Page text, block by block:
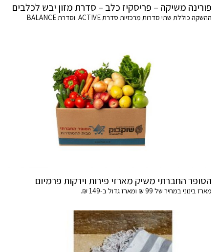
פורינה משיקה – פריסקיז כלב – סדרת מזון יבש לכלבים
ההשקה כוללת שתי סדרות מרכזיות סדרת ACTIVE וסדרת BALANCE
הסופר החברתי משיק מארזי פירות וירקות פרמיום
מארז בינוני במחיר של 99 ₪ ומארז גדול ב-149 ₪.